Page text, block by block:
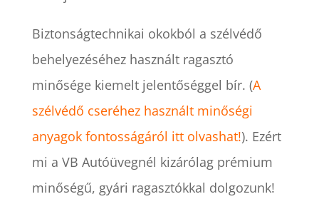
Biztonságtechnikai okokból a szélvédő
behelyezéséhez használt ragasztó
minősége kiemelt jelentőséggel bír. (A
szélvédő cseréhez használt minőségi
anyagok fontosságáról itt olvashat!). Ezért
mi a VB Autóüvegnél kizárólag prémium
minőségű, gyári ragasztókkal dolgozunk!